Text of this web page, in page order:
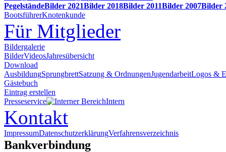
PegelständeBilder 2021Bilder 2018Bilder 2011Bilder 2007Bilder
BootsführerKnotenkunde
Für Mitglieder
Bildergalerie
BilderVideosJahresübersicht
Download
AusbildungSprungbrettSatzung & OrdnungenJugendarbeitLogos &
Gästebuch
Eintrag erstellen
Presseservice
Intern
Kontakt
ImpressumDatenschutzerklärungVerfahrensverzeichnis
Bankverbindung